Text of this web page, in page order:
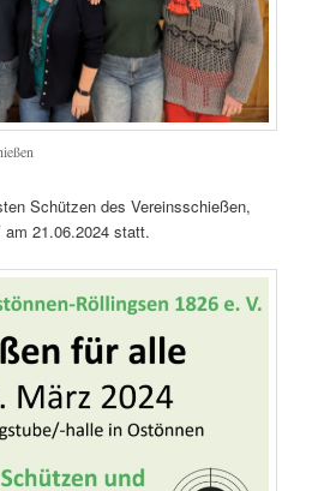
Schützen des Vereinsschießen,
21.06.2024 statt.